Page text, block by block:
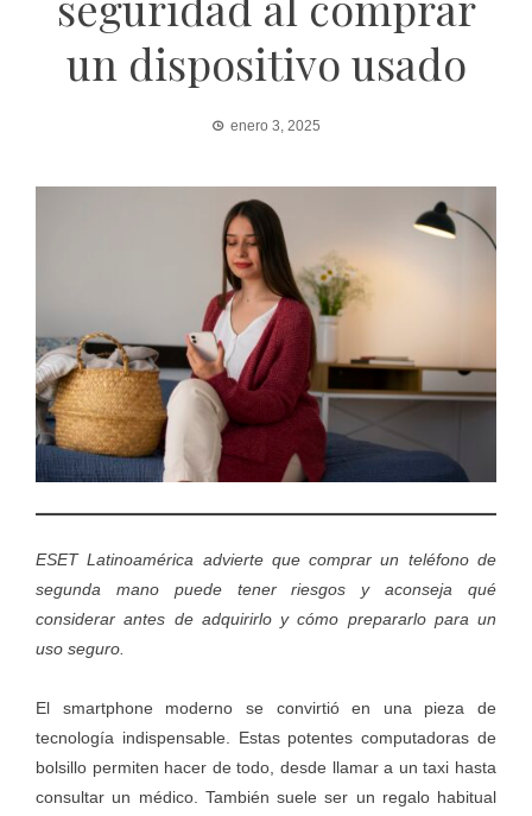
un dispositivo usado
enero 3, 2025
ESET Latinoamérica advierte que comprar un teléfono de
segunda mano puede tener riesgos y aconseja qué
considerar antes de adquirirlo y cómo prepararlo para un
uso seguro.
El smartphone moderno se convirtió en una pieza de
tecnología indispensable. Estas potentes computadoras de
bolsillo permiten hacer de todo, desde llamar a un taxi hasta
consultar un médico. También suele ser un regalo habitual